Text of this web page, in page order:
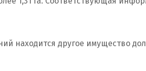
находится другое имущество